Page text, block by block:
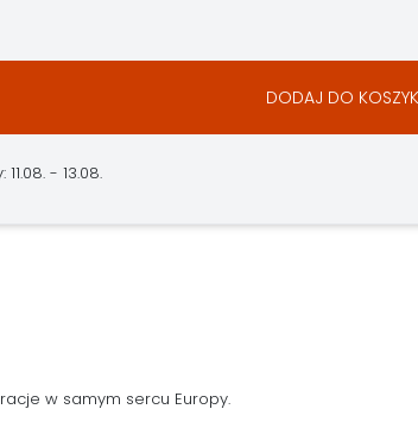
DODAJ DO
- 13.08.
w samym sercu Europy.